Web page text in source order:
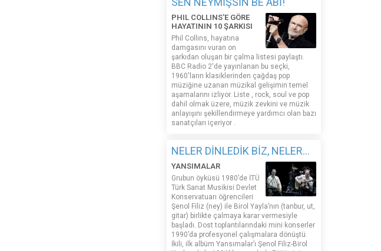
PHIL COLLINS'E GÖRE
HAYATININ 10 ŞARKISI
Phil Collins, hayatına
damgasını vuran on
şarkıdan oluşan bir çalma listesi paylaştı.
BBC Radio 2'de yayınlanan bu seçki,
1960'ların klasiklerinden çağdaş pop
müziğine uzanan müzikal gelişimin temel
aşamalarını izliyor. Liste , rock, soul ve pop
dahil olmak üzere, müzik zevkini ve müzik
anlayışını şekillendirmeye yardımcı olan bazı
sanatçıları içeriyor .
NELER DİNLEDİK BİZ, NELER...
YANSIMALAR
Grubun öyküsü 1980’de İTÜ
Türk Sanat Musikisi Devlet
Konservatuarı öğrencileri
Şenol Filiz (ney) ile Birol Yayla’nın (tanbur, ut,
gitar) birlikte çalmaya karar vermesiyle
başladı. Dost toplantılarındaki mini konserler
1990’da profesyonel çalışmalara dönüştü.
İkili, ilk albüm Yansımalar’ı Şenol Filiz-Birol